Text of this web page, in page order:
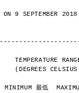
9 SEPTEMBER 2018
最低  MAXIMUM